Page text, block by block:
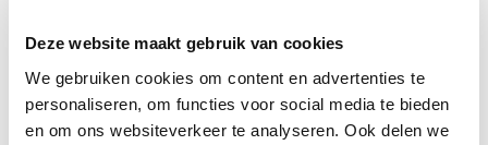
Deze website maakt gebruik van cookies
We gebruiken cookies om content en advertenties te
personaliseren, om functies voor social media te bieden
en om ons websiteverkeer te analyseren. Ook delen we
Bundelkorting:49,9529,00